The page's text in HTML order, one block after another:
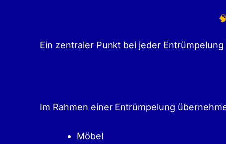
Ein zentraler Punkt bei jeder
Im Rahmen einer Entrümpelung
Möbel